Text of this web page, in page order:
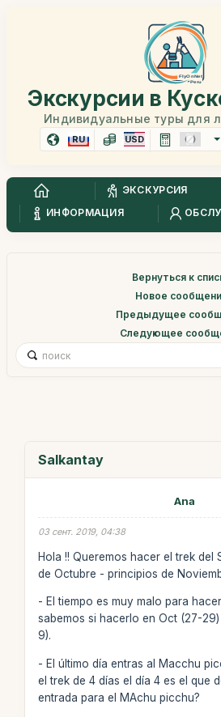
Экскурсии в
Индивидуальные туры для
RU USD
ЭКСКУРСИЯ
ИНФОРМАЦИЯ
Вернуться к
Новое
Предыдущее
Следующее
Salkantay
Ana
03 сент. 2019, 04:38
Hola !! Queremos hacer el trek del
de Octubre - principios de
- El tiempo es muy malo para
sabemos si hacerlo en Oct (27-
9).
- El último día entras al Macchu
el trek de 4 días el día 4 es el que
entrada para el MAchu picchu?